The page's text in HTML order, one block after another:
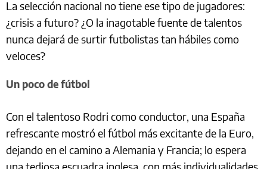
La selección nacional no tiene ese tipo de jugadores:
¿crisis a futuro? ¿O la inagotable fuente de talentos
nunca dejará de surtir futbolistas tan hábiles como
veloces?
Un poco de fútbol
Con el talentoso Rodri como conductor, una España
refrescante mostró el fútbol más excitante de la Euro,
dejando en el camino a Alemania y Francia; lo espera